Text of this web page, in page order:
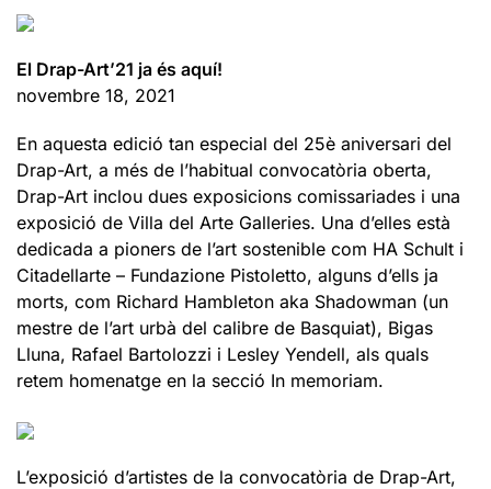
El Drap-Art’21 ja és aquí!
novembre 18, 2021
En aquesta edició tan especial del 25è aniversari del
Drap-Art, a més de l’habitual convocatòria oberta,
Drap-Art inclou dues exposicions comissariades i una
exposició de Villa del Arte Galleries. Una d’elles està
dedicada a pioners de l’art sostenible com HA Schult i
Citadellarte – Fundazione Pistoletto, alguns d’ells ja
morts, com Richard Hambleton aka Shadowman (un
mestre de l’art urbà del calibre de Basquiat), Bigas
Lluna, Rafael Bartolozzi i Lesley Yendell, als quals
retem homenatge en la secció In memoriam.
L’exposició d’artistes de la convocatòria de Drap-Art,